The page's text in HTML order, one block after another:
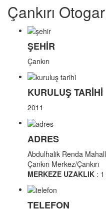
Çankırı
ŞEHİR
Çankırı
KURULUŞ TARİHİ
2011
ADRES
Abdulhalik Renda
Çankırı Merkez/Çankırı
MERKEZE UZAKLIK :
TELEFON